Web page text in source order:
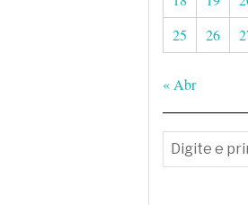
25
26
« Abr